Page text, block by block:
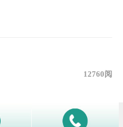
12760阅